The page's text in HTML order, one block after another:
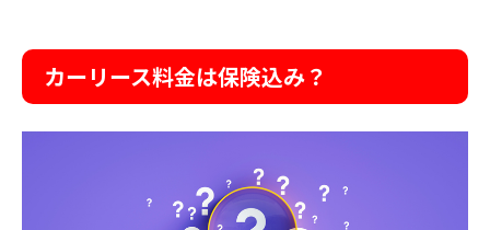
カーリース料金は保険込み？